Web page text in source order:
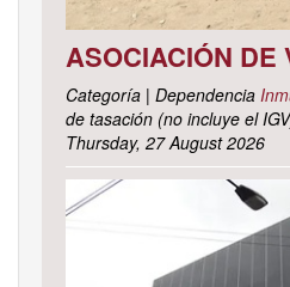
Categoría | Dependencia
de tasación (no incluye el
Thursday, 27 August 2026